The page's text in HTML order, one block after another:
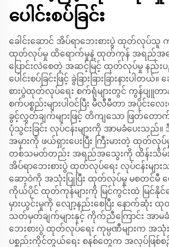
ပေါင်းစပ်ခြင်း
ခေါင်းဆောင် အိပ်ရာဘေးစားပွဲ ထုတ်လုပ်သူ
ထုတ်လုပ်မှု ထိရောက်မှုနဲ့ ထုတ်ကုန် အရည်အ
ပြောင်းလဲစေတဲ့ အဆင့်မြင့် ထုတ်လုပ်မှု နည်
ပေါင်းစပ်ခြင်းဖြင့် ခွဲခြားခြားခြားနားပါ
စားပွဲထုတ်လုပ်ရေး စက်ရုံများတွင် ကွန်ပျူတ
စက်ပစ္စည်းများပါဝင်ပြီး မီလီမီတာ အပိုင်းလေ
ခွင့်လွှတ်ချက်များဖြင့် တိကျသော ဖြတ်တောက်ခ
ပုံသွင်းခြင်း လုပ်ငန်းများကို အာမခံပေးသ
အမှားကို ဖယ်ရှားပေးပြီး ကြီးမားတဲ့ ထုတ်လု
တစ်သမတ်တည်း အရည်အသွေးကို ထိန်းသိမ်း
အိပ်ရာဘေးစားပွဲ ထုတ်လုပ်ရေး လုပ်ငန်းမျာ
ဆော့ဝဲကို အသုံးပြုပြီး ထုတ်လုပ်မှု မစတင်မီ
ကိုယ်ပိုင် ထုတ်ကုန်များကို မြင်ကွင်းထဲ မြင်
မှားယွင်းမှုကို လျော့နည်းစေပြီး နောက်ဆုံး
သတ်မှတ်ချက်များနှင့် ကိုက်ညီကြောင်း အာ
ဘေးစားပွဲ ထုတ်လုပ်ရေး ကုမ္ပဏီများက အ
ပစ္စည်းကိုင်တွယ်ရေး စနစ်တွေက အလုပ်ဖြစ်စဉ်